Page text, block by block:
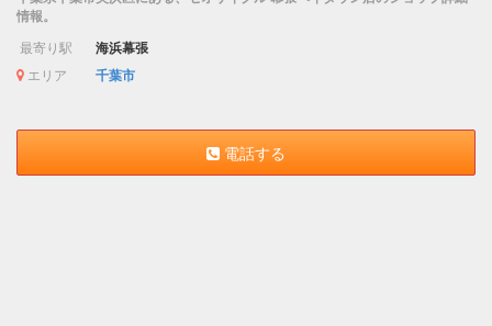
情報。
最寄り駅 海浜幕張
エリア 千葉市
電話する